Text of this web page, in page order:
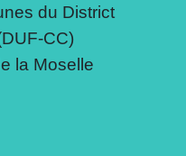
du District
CC)
la Moselle